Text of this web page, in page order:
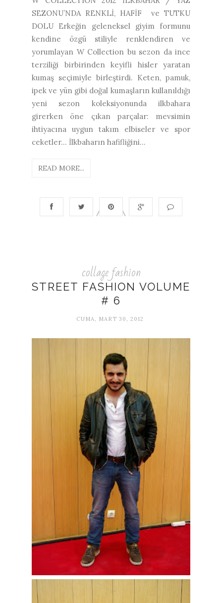
SEZONU’NDA RENKLİ, HAFİF ve TUTKU
DOLU Erkeğin geleneksel giyim formunu
kendine özgü stiliyle renklendiren ve
yorumlayan W Collection bu sezon da ince
terziliği birbirinden keyifli hisler yaratan
kumaş seçimiyle birleştirdi. Keten, pamuk,
ipek ve yün gibi doğal kumaşların kullanıldığı
yeni sezon koleksiyonunda ilkbahara
girerken öne çıkan parçalar: mevsimin
ihtiyacına uygun takım elbiseler ve spor
ceketler... İlkbaharın hafifliğini...
READ MORE...
collage fashion
STREET FASHION VOLUME
# 6
CUMA, MART 30, 2012